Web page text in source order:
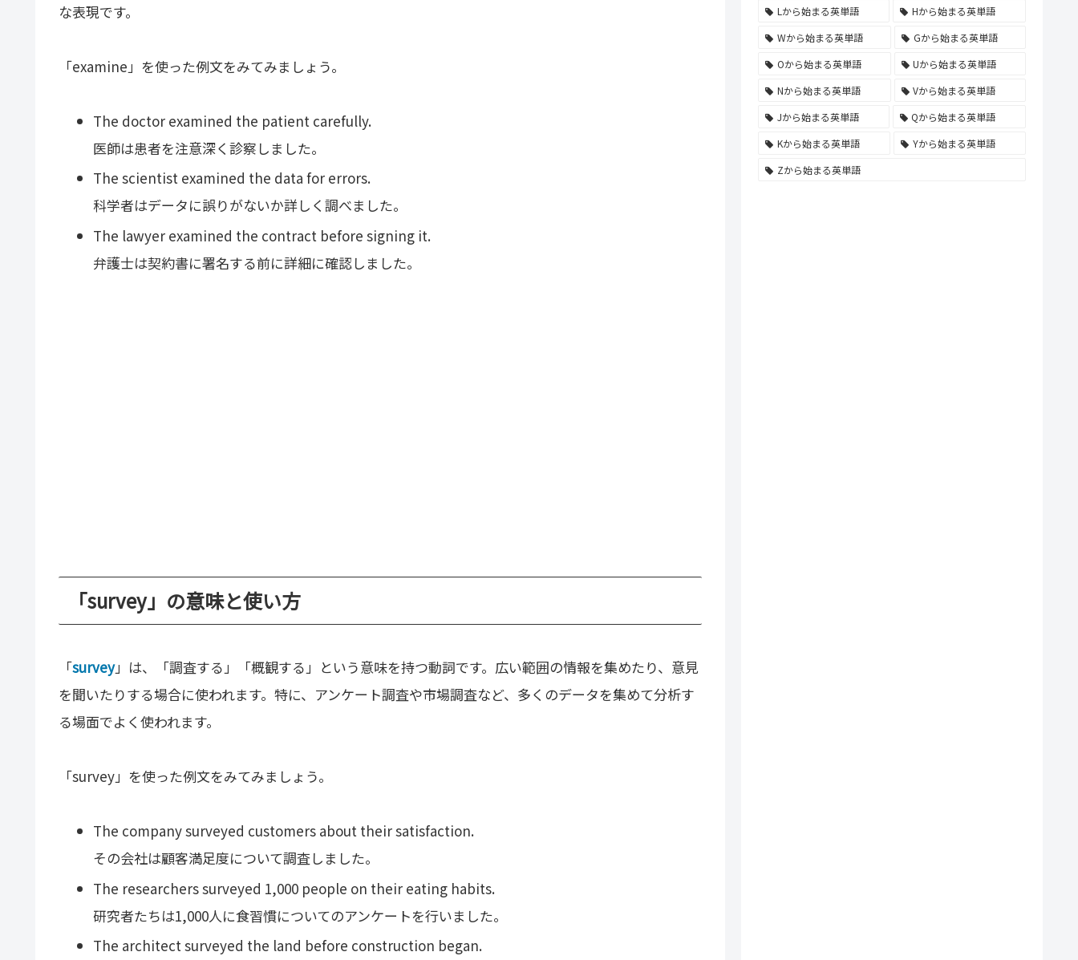
な表現です。
「examine」を使った例文をみてみましょう。
The doctor examined the patient carefully.
医師は患者を注意深く診察しました。
The scientist examined the data for errors.
科学者はデータに誤りがないか詳しく調べました。
The lawyer examined the contract before signing it.
弁護士は契約書に署名する前に詳細に確認しました。
「survey」の意味と使い方
「survey」は、「調査する」「概観する」という意味を持つ動詞です。広い範囲の情報を集めたり、意見
を聞いたりする場合に使われます。特に、アンケート調査や市場調査など、多くのデータを集めて分析す
る場面でよく使われます。
「survey」を使った例文をみてみましょう。
The company surveyed customers about their satisfaction.
その会社は顧客満足度について調査しました。
The researchers surveyed 1,000 people on their eating habits.
研究者たちは1,000人に食習慣についてのアンケートを行いました。
The architect surveyed the land before construction began.
Lから始まる英単語
Hから始まる英単語
Wから始まる英単語
Gから始まる英単語
Oから始まる英単語
Uから始まる英単語
Nから始まる英単語
Vから始まる英単語
Jから始まる英単語
Qから始まる英単語
Kから始まる英単語
Yから始まる英単語
Zから始まる英単語